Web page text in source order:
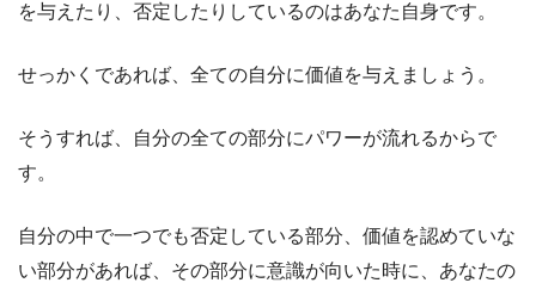
を与えたり、否定したりしているのはあなた自身です。
せっかくであれば、全ての自分に価値を与えましょう。
そうすれば、自分の全ての部分にパワーが流れるからで
す。
自分の中で一つでも否定している部分、価値を認めていな
い部分があれば、その部分に意識が向いた時に、あなたの